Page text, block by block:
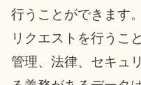
行うことができます
リクエストを行うこ
管理、法律、セキュ